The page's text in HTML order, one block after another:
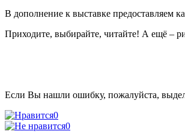
В дополнение к выставке предоставляем
Приходите, выбирайте, читайте! А ещё –
Если Вы нашли ошибку, пожалуйста,
0
0